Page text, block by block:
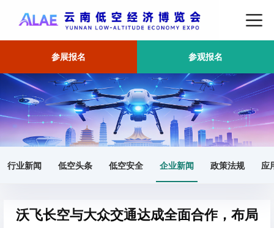
参展报名 参观报名
行业新闻 低空头条 低空安全 企业新闻 政策法规 应
首页 企业新闻 正文
沃飞长空与大众交通达成全面合作，布局